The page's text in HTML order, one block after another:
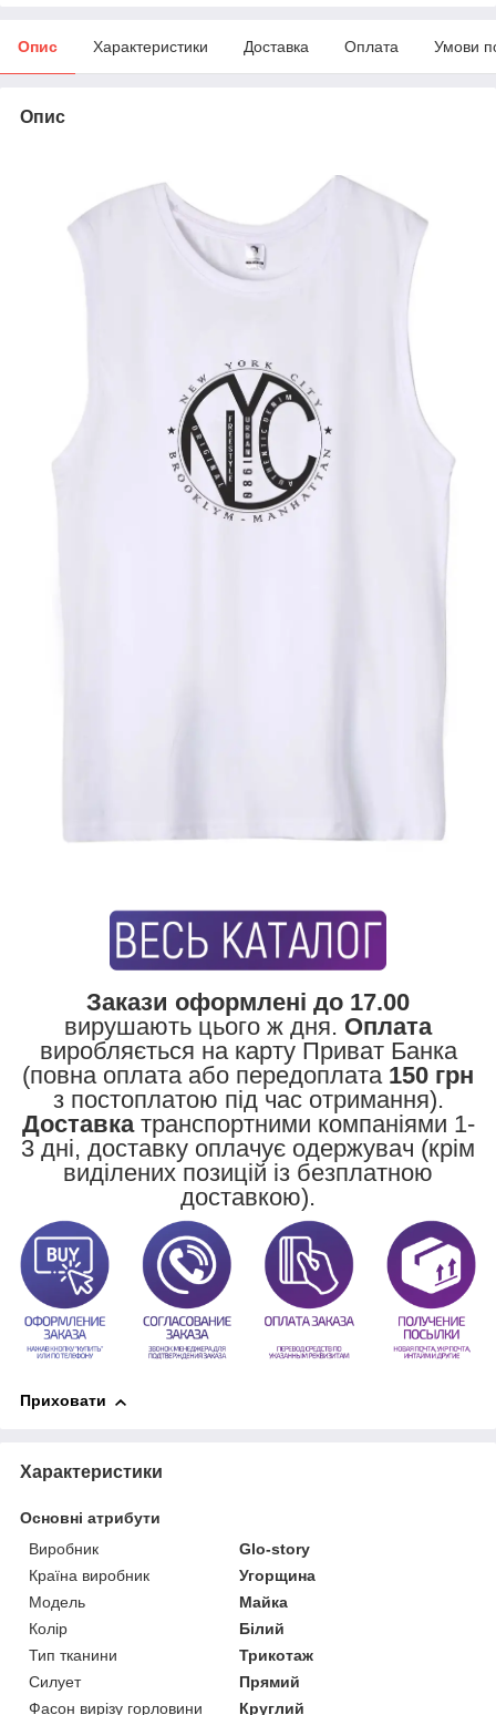
Опис Характеристики Доставка Оплата Умови
Опис
Закази оформлені до 17.00
вирушають цього ж дня. Оплата
виробляється на карту Приват Банка
(повна оплата або передоплата 150 грн
з постоплатою під час отримання).
Доставкатранспортними компаніями 1-
3 дні, доставку оплачує одержувач (крім
виділених позицій із безплатною
доставкою).
Приховати
Характеристики
Основні атрибути
Виробник
Glo-story
Країна виробник
Угорщина
Модель
Майка
Колір
Білий
Тип тканини
Трикотаж
Силует
Прямий
Фасон вирізу горловини
Круглий